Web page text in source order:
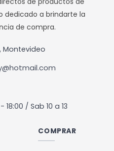
se
pueden
producto
dedicado a brindarte la
de compra.
Montevideo
18:00 / Sab 10 a 13
COMPRAR